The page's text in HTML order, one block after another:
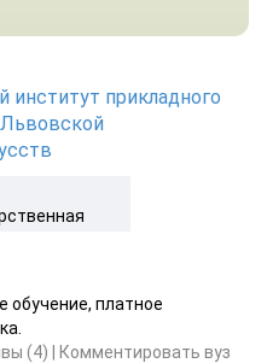
институт прикладного
Львовской
обучение, платное
(4)
Комментировать вуз